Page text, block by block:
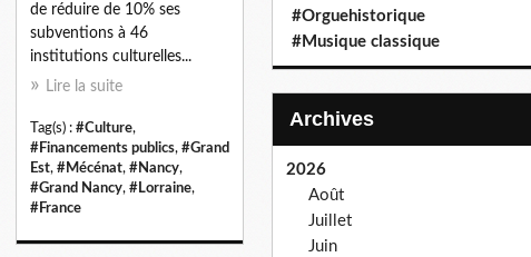
de réduire de 10% ses
subventions à 46
institutions culturelles...
Lire la suite
Tag(s) : #Culture,
#Financements publics, #Grand
Est, #Mécénat, #Nancy,
#Grand Nancy, #Lorraine,
#France
#Orguehistorique
#Musique classique
Archives
2026
Août
Juillet
Juin